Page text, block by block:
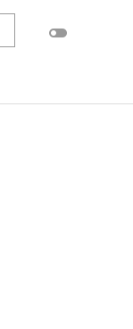
toggle_off